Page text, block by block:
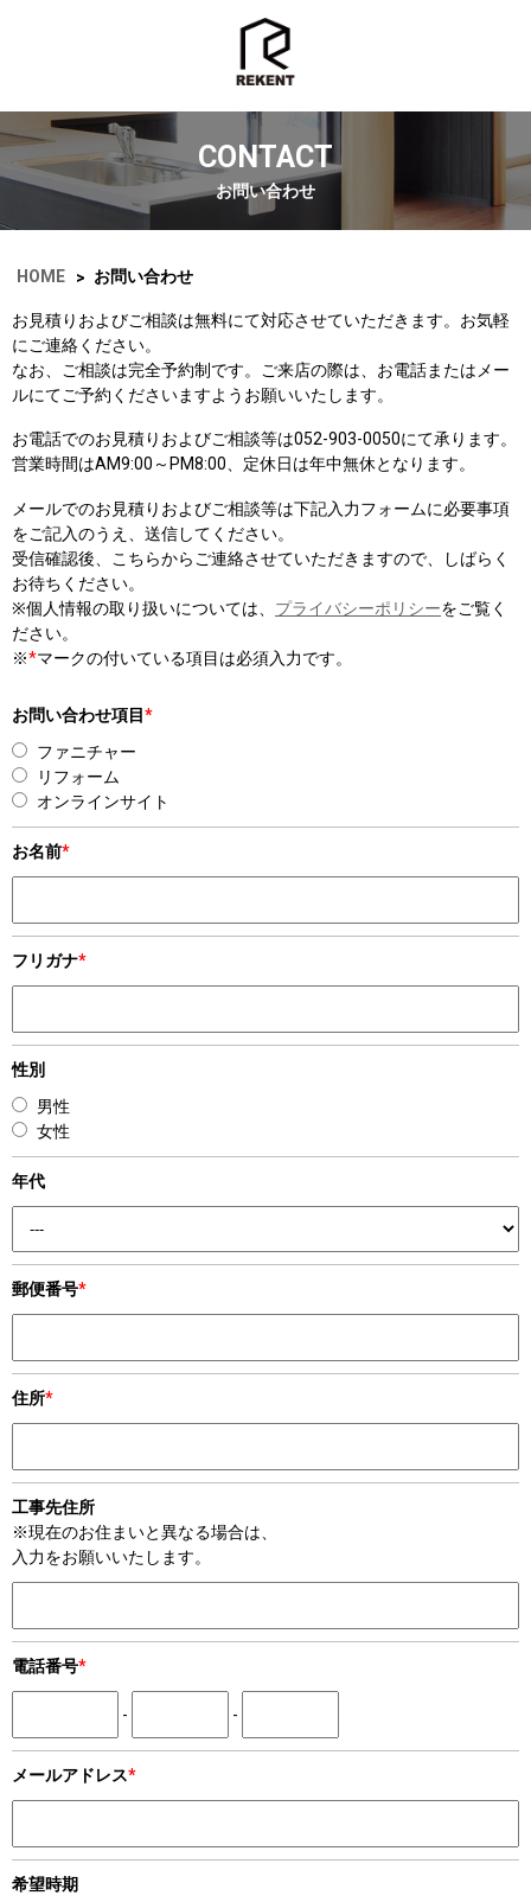
CONTACT
お問い合わせ
HOME > お問い合わせ
お見積りおよびご相談は無料にて対応させていただきます。お気軽
にご連絡ください。
なお、ご相談は完全予約制です。ご来店の際は、お電話またはメー
ルにてご予約くださいますようお願いいたします。
お電話でのお見積りおよびご相談等は052-903-0050にて承ります。
営業時間はAM9:00～PM8:00、定休日は年中無休となります。
メールでのお見積りおよびご相談等は下記入力フォームに必要事項
をご記入のうえ、送信してください。
受信確認後、こちらからご連絡させていただきますので、しばらく
お待ちください。
※個人情報の取り扱いについては、 プライバシーポリシーをご覧く
ださい。
※*マークの付いている項目は必須入力です。
お問い合わせ項目*
ファニチャー
リフォーム
オンラインサイト
お名前*
フリガナ*
性別
男性
女性
年代
郵便番号*
住所*
工事先住所
※現在のお住まいと異なる場合は、
入力をお願いいたします。
電話番号*
- -
メールアドレス*
希望時期